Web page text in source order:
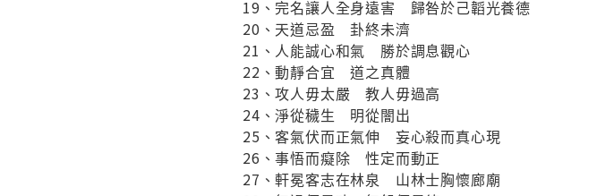
19、完名讓人全身遠害 歸咎於己韜光養德
20、天道忌盈 卦終未濟
21、人能誠心和氣 勝於調息觀心
22、動靜合宜 道之真體
23、攻人毋太嚴 教人毋過高
24、淨從穢生 明從闇出
25、客氣伏而正氣伸 妄心殺而真心現
26、事悟而癡除 性定而動正
27、軒冕客志在林泉 山林士胸懷廊廟